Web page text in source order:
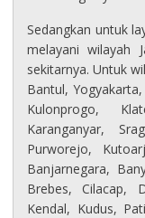
Sedangkan untuk
melayani wilayah
sekitarnya. Untuk
Bantul,
Kulonprogo,
Karanganyar,
Purworejo,
Banjarnegara,
Brebes, Cilacap,
Kendal, Kudus,